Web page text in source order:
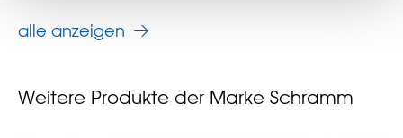
alle anzeigen
Weitere Produkte der Marke Schramm